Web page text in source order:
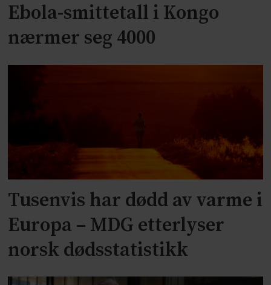
Ebola-smittetall i Kongo
nærmer seg 4000
Tusenvis har dødd av varme i
Europa – MDG etterlyser
norsk dødsstatistikk